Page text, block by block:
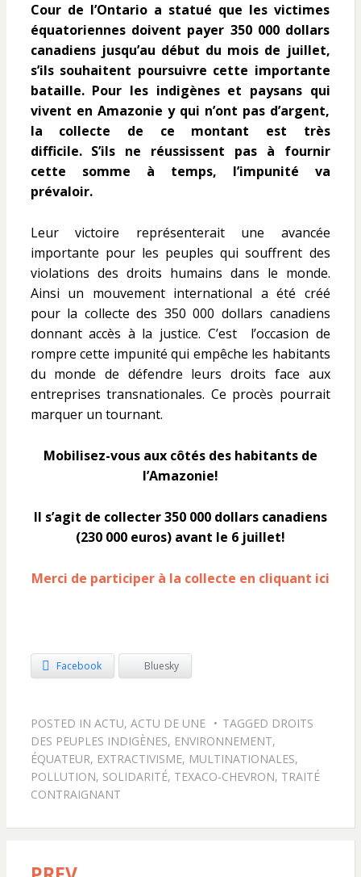
Cour de l’Ontario a statué que les victimes
équatoriennes doivent payer 350 000 dollars
canadiens jusqu’au début du mois de juillet,
s’ils souhaitent poursuivre cette importante
bataille. Pour les indigènes et paysans qui
vivent en Amazonie y qui n’ont pas d’argent,
la collecte de ce montant est très
difficile. S’ils ne réussissent pas à fournir
cette somme à temps, l’impunité va
prévaloir.
Leur victoire représenterait une avancée
importante pour les peuples qui souffrent des
violations des droits humains dans le monde.
Ainsi un mouvement international a été créé
pour la collecte des 350 000 dollars canadiens
donnant accès à la justice. C’est l’occasion de
rompre cette impunité qui empêche les habitants
du monde de défendre leurs droits face aux
entreprises transnationales. Ce procès pourrait
marquer un tournant.
Mobilisez-vous aux côtés des habitants de
l’Amazonie!
Il s’agit de collecter 350 000 dollars canadiens
(230 000 euros) avant le 6 juillet!
Merci de participer à la collecte en cliquant ici
Facebook Bluesky
POSTED IN ACTU, ACTU DE UNE TAGGED DROITS
DES PEUPLES INDIGÈNES, ENVIRONNEMENT,
ÉQUATEUR, EXTRACTIVISME, MULTINATIONALES,
POLLUTION, SOLIDARITÉ, TEXACO-CHEVRON, TRAITÉ
CONTRAIGNANT